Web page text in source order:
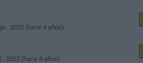
2022 (hace 4 años)
2022 (hace 4 años)